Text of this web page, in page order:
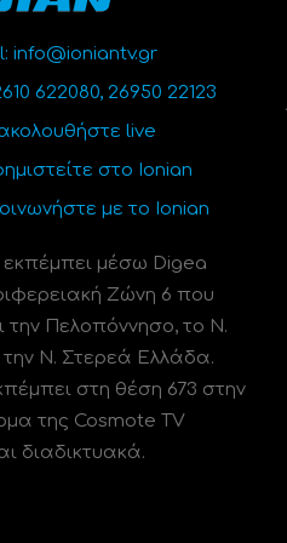
info@ioniantv.gr
622080, 26950 22123
live
στο Ionian
με το Ionian
εκπέμπει μέσω Digea
Ζώνη 6 που
την Πελοπόννησο, το N.
την Ν. Στερεά Ελλάδα.
στη θέση 673 στην
της Cosmote TV
διαδικτυακά.